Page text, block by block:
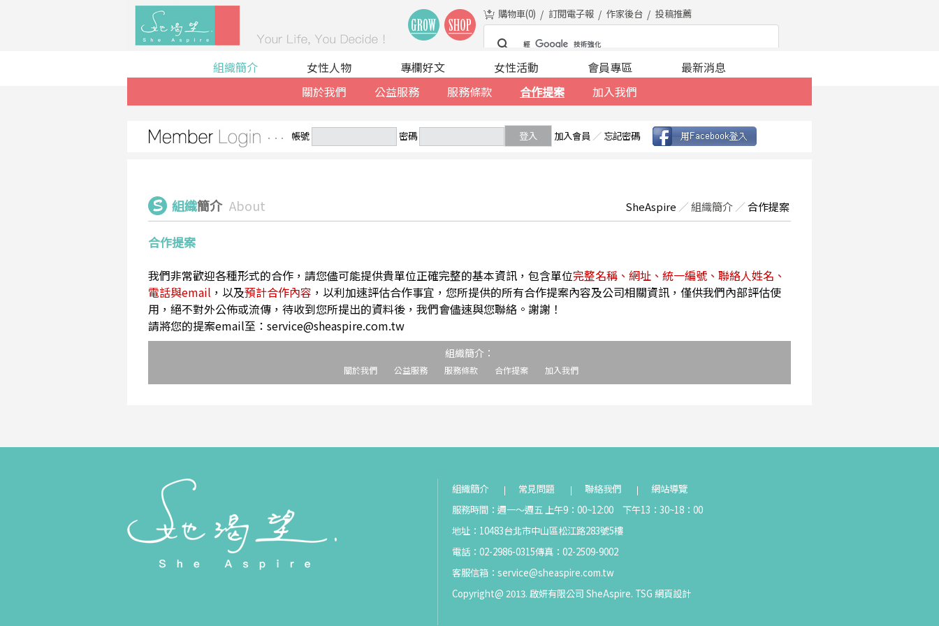
購物車(0) 訂閱電子報 作家後台 投稿推薦
組織簡介
關於我們
公益服務 服務條款 合作提案 加入我們
女性人物 專欄好文 女性活動 會員專區 最新消息
帳號 密碼 登入 加入會員 ／ 忘記密碼
組織簡介 About SheAspire ／組織簡介 ／合作提案
合作提案
我們非常歡迎各種形式的合作，請您儘可能提供貴單位正確完整的基本資訊，包含單位完整名稱、網址、統一編號、聯絡人姓名、
電話與email ，以及預計合作內容 ，以利加速評估合作事宜，您所提供的所有合作提案內容及公司相關資訊，僅供我們內部評估使
用，絕不對外公佈或流傳，待收到您所提出的資料後，我們會儘速與您聯絡。謝謝！
請將您的提案email至：service@sheaspire.com.tw
組織簡介：
關於我們 公益服務 服務條款 合作提案 加入我們
組織簡介 常見問題 聯絡我們
網站導覽
服務時間：週一～週五 上午9：00~12:00 下午13：30~18：00
地址：10483台北市中山區松江路283號5樓
電話：02-2986-0315傳真：02-2509-9002
客服信箱： service@sheaspire.com.tw
Copyright@ 2013. 啟妍有限公司 SheAspire. TSG 網頁設計